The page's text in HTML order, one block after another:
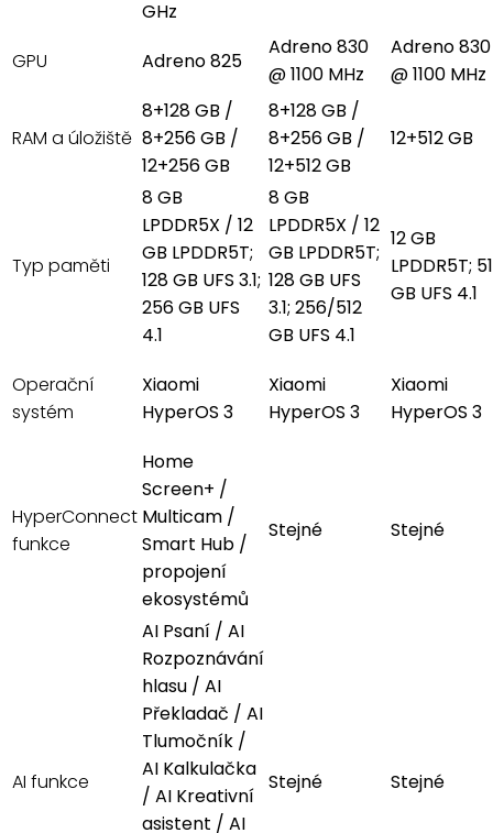
GHz
GPU Adreno 825
Adreno 830
@ 1100 MHz
Adreno 830
@ 1100 MHz
RAM a úložiště
8+128 GB /
8+256 GB /
12+256 GB
8+128 GB /
8+256 GB /
12+512 GB
12+512 GB
Typ paměti
8 GB
LPDDR5X / 12
GB LPDDR5T;
128 GB UFS 3.1;
256 GB UFS
4.1
8 GB
LPDDR5X / 12
GB LPDDR5T;
128 GB UFS
3.1; 256/512
GB UFS 4.1
12 GB
LPDDR5T;
GB UFS 4.1
Operační
systém
Xiaomi
HyperOS 3
Xiaomi
HyperOS 3
Xiaomi
HyperOS 3
HyperConnect
funkce
Home
Screen+ /
Multicam /
Smart Hub /
propojení
ekosystémů
Stejné Stejné
AI funkce
AI Psaní / AI
Rozpoznávání
hlasu / AI
Překladač / AI
Tlumočník /
AI Kalkulačka
/ AI Kreativní
asistent / AI
Stejné Stejné